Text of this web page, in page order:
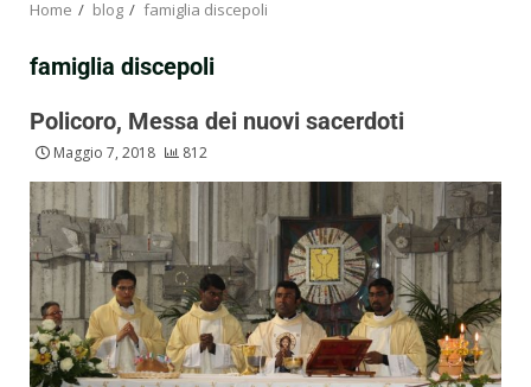
Home blog famiglia discepoli
famiglia discepoli
Policoro, Messa dei nuovi sacerdoti
Maggio 7, 2018 812